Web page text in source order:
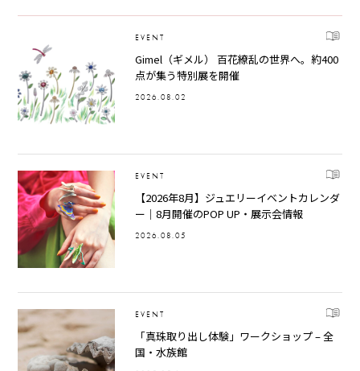
EVENT
Gimel（ギメル） 百花繚乱の世界へ。約400
点が集う特別展を開催
2026.08.02
EVENT
【2026年8月】ジュエリーイベントカレンダ
ー｜8月開催のPOP UP・展示会情報
2026.08.05
EVENT
「真珠取り出し体験」ワークショップ – 全
国・水族館